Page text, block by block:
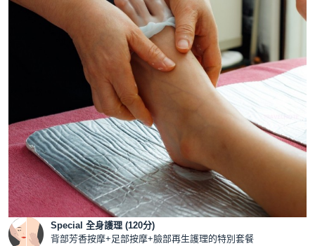
Special 全身護理 (120分)
背部芳香按摩+足部按摩+臉部再生護理的特別套餐